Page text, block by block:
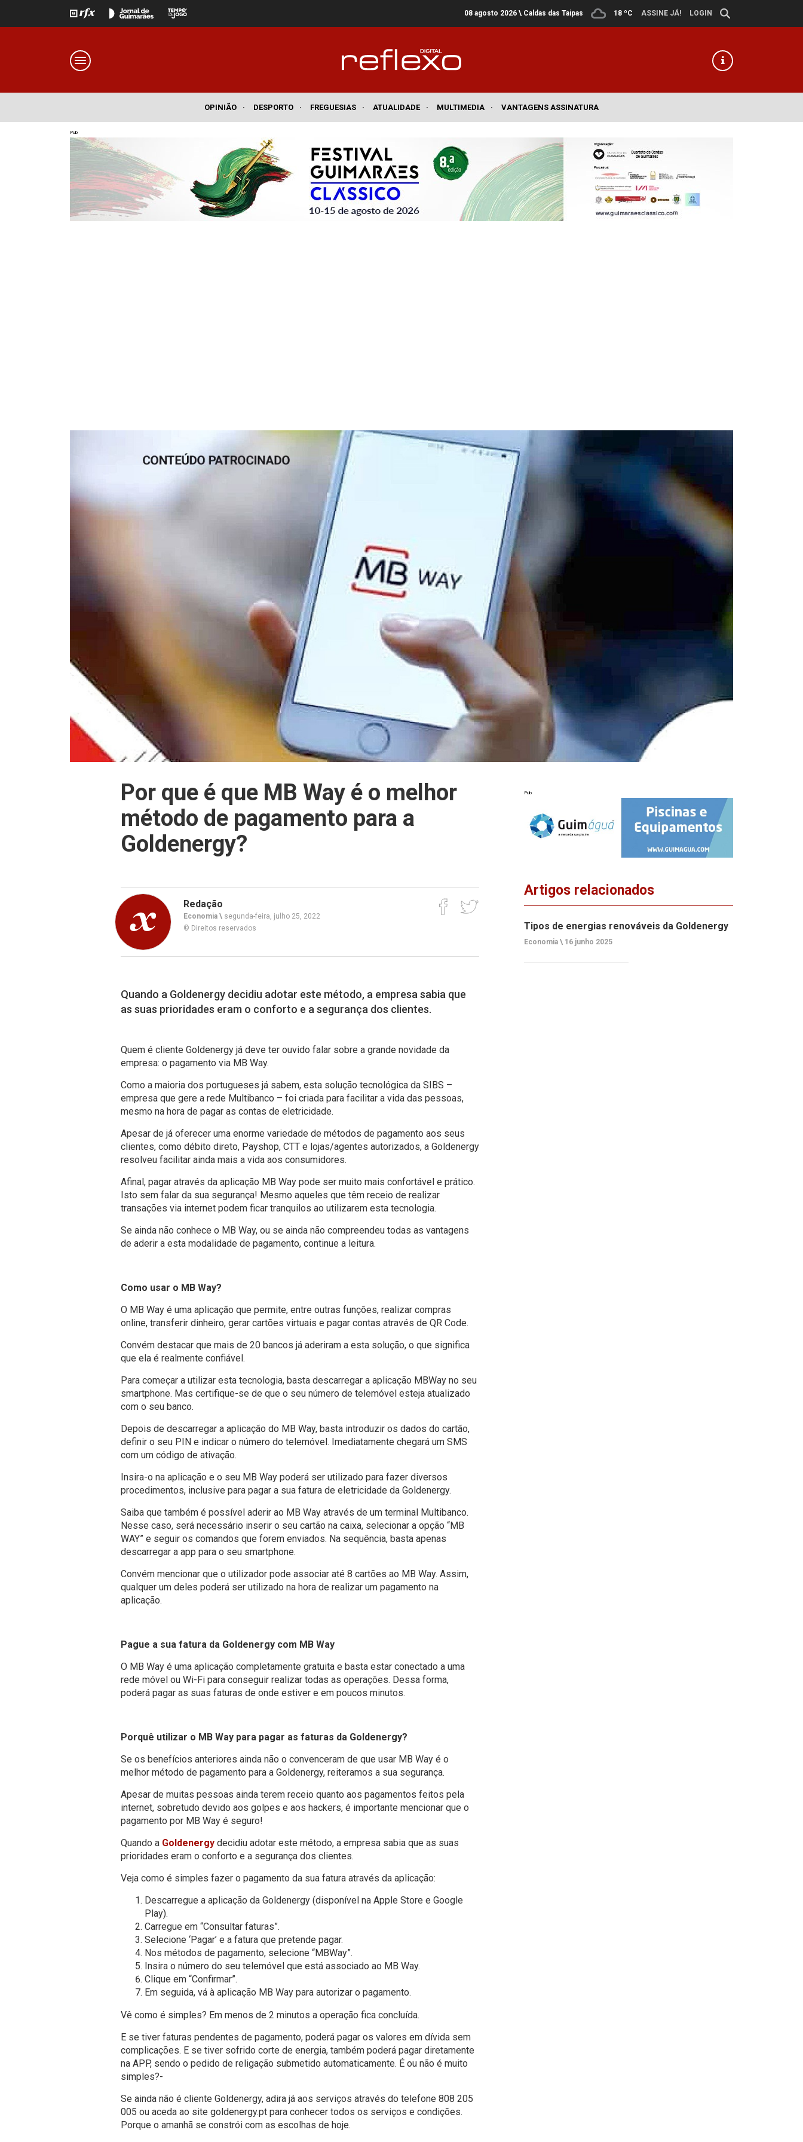
08 agosto 2026 \ Caldas das Taipas 18 ºC ASSINE JÁ! LOGIN
OPINIÃO · DESPORTO · FREGUESIAS · ATUALIDADE · MULTIMEDIA · VANTAGENS ASSINATURA
Pub
Por que é que MB Way é o melhor
método de pagamento para a
Goldenergy?
Redação
Economia \ segunda-feira, julho 25, 2022
© Direitos reservados
Quando a Goldenergy decidiu adotar este método, a empresa sabia que
as suas prioridades eram o conforto e a segurança dos clientes.
Quem é cliente Goldenergy já deve ter ouvido falar sobre a grande novidade da
empresa: o pagamento via MB Way.
Como a maioria dos portugueses já sabem, esta solução tecnológica da SIBS –
empresa que gere a rede Multibanco – foi criada para facilitar a vida das pessoas,
mesmo na hora de pagar as contas de eletricidade.
Apesar de já oferecer uma enorme variedade de métodos de pagamento aos seus
clientes, como débito direto, Payshop, CTT e lojas/agentes autorizados, a Goldenergy
resolveu facilitar ainda mais a vida aos consumidores.
Afinal, pagar através da aplicação MB Way pode ser muito mais confortável e prático.
Isto sem falar da sua segurança! Mesmo aqueles que têm receio de realizar
transações via internet podem ficar tranquilos ao utilizarem esta tecnologia.
Se ainda não conhece o MB Way, ou se ainda não compreendeu todas as vantagens
de aderir a esta modalidade de pagamento, continue a leitura.
Como usar o MB Way?
O MB Way é uma aplicação que permite, entre outras funções, realizar compras
online, transferir dinheiro, gerar cartões virtuais e pagar contas através de QR Code.
Convém destacar que mais de 20 bancos já aderiram a esta solução, o que significa
que ela é realmente confiável.
Para começar a utilizar esta tecnologia, basta descarregar a aplicação MBWay no seu
smartphone. Mas certifique-se de que o seu número de telemóvel esteja atualizado
com o seu banco.
Depois de descarregar a aplicação do MB Way, basta introduzir os dados do cartão,
definir o seu PIN e indicar o número do telemóvel. Imediatamente chegará um SMS
com um código de ativação.
Insira-o na aplicação e o seu MB Way poderá ser utilizado para fazer diversos
procedimentos, inclusive para pagar a sua fatura de eletricidade da Goldenergy.
Saiba que também é possível aderir ao MB Way através de um terminal Multibanco.
Nesse caso, será necessário inserir o seu cartão na caixa, selecionar a opção “MB
WAY” e seguir os comandos que forem enviados. Na sequência, basta apenas
descarregar a app para o seu smartphone.
Convém mencionar que o utilizador pode associar até 8 cartões ao MB Way. Assim,
qualquer um deles poderá ser utilizado na hora de realizar um pagamento na
aplicação.
Pague a sua fatura da Goldenergy com MB Way
O MB Way é uma aplicação completamente gratuita e basta estar conectado a uma
rede móvel ou Wi-Fi para conseguir realizar todas as operações. Dessa forma,
poderá pagar as suas faturas de onde estiver e em poucos minutos.
Porquê utilizar o MB Way para pagar as faturas da Goldenergy?
Se os benefícios anteriores ainda não o convenceram de que usar MB Way é o
melhor método de pagamento para a Goldenergy, reiteramos a sua segurança.
Apesar de muitas pessoas ainda terem receio quanto aos pagamentos feitos pela
internet, sobretudo devido aos golpes e aos hackers, é importante mencionar que o
pagamento por MB Way é seguro!
Quando a Goldenergy decidiu adotar este método, a empresa sabia que as suas
prioridades eram o conforto e a segurança dos clientes.
Veja como é simples fazer o pagamento da sua fatura através da aplicação:
Descarregue a aplicação da Goldenergy (disponível na Apple Store e Google
Play).
Carregue em “Consultar faturas”.
Selecione ‘Pagar’ e a fatura que pretende pagar.
Nos métodos de pagamento, selecione “MBWay”.
Insira o número do seu telemóvel que está associado ao MB Way.
Clique em “Confirmar”.
Em seguida, vá à aplicação MB Way para autorizar o pagamento.
Vê como é simples? Em menos de 2 minutos a operação fica concluída.
E se tiver faturas pendentes de pagamento, poderá pagar os valores em dívida sem
complicações. E se tiver sofrido corte de energia, também poderá pagar diretamente
na APP, sendo o pedido de religação submetido automaticamente. É ou não é muito
simples?-
Se ainda não é cliente Goldenergy, adira já aos serviços através do telefone 808 205
005 ou aceda ao site goldenergy.pt para conhecer todos os serviços e condições.
Porque o amanhã se constrói com as escolhas de hoje.
Pub
Artigos relacionados
Tipos de energias renováveis da Goldenergy
Economia \ 16 junho 2025